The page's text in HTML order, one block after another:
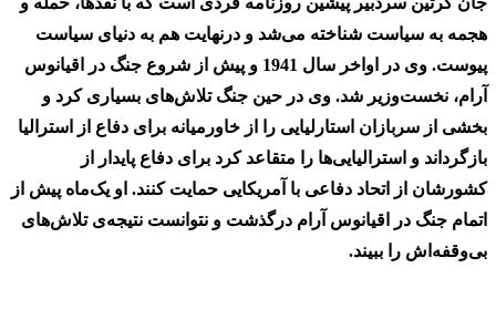
هجمه به سیاست شناخته می‌شد و درنهایت هم به دنیای سیاست
پیوست. وی در اواخر سال 1941 و پیش از شروع جنگ در اقیانوس
آرام، نخست‌وزیر شد. وی در حین جنگ تلاش‌های بسیاری کرد و
بخشی از سربازان استارلیایی را از خاورمیانه برای دفاع از استرالیا
بازگرداند و استرالیایی‌ها را متقاعد کرد برای دفاع پایدار از
کشورشان از اتحاد دفاعی با آمریکایی حمایت کنند. او یک‌ماه پیش از
اتمام جنگ در اقیانوس آرام درگذشت و نتوانست نتیجه‌ی تلاش‌های
بی‌وقفه‌اش را ببیند.